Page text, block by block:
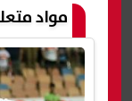
مواد